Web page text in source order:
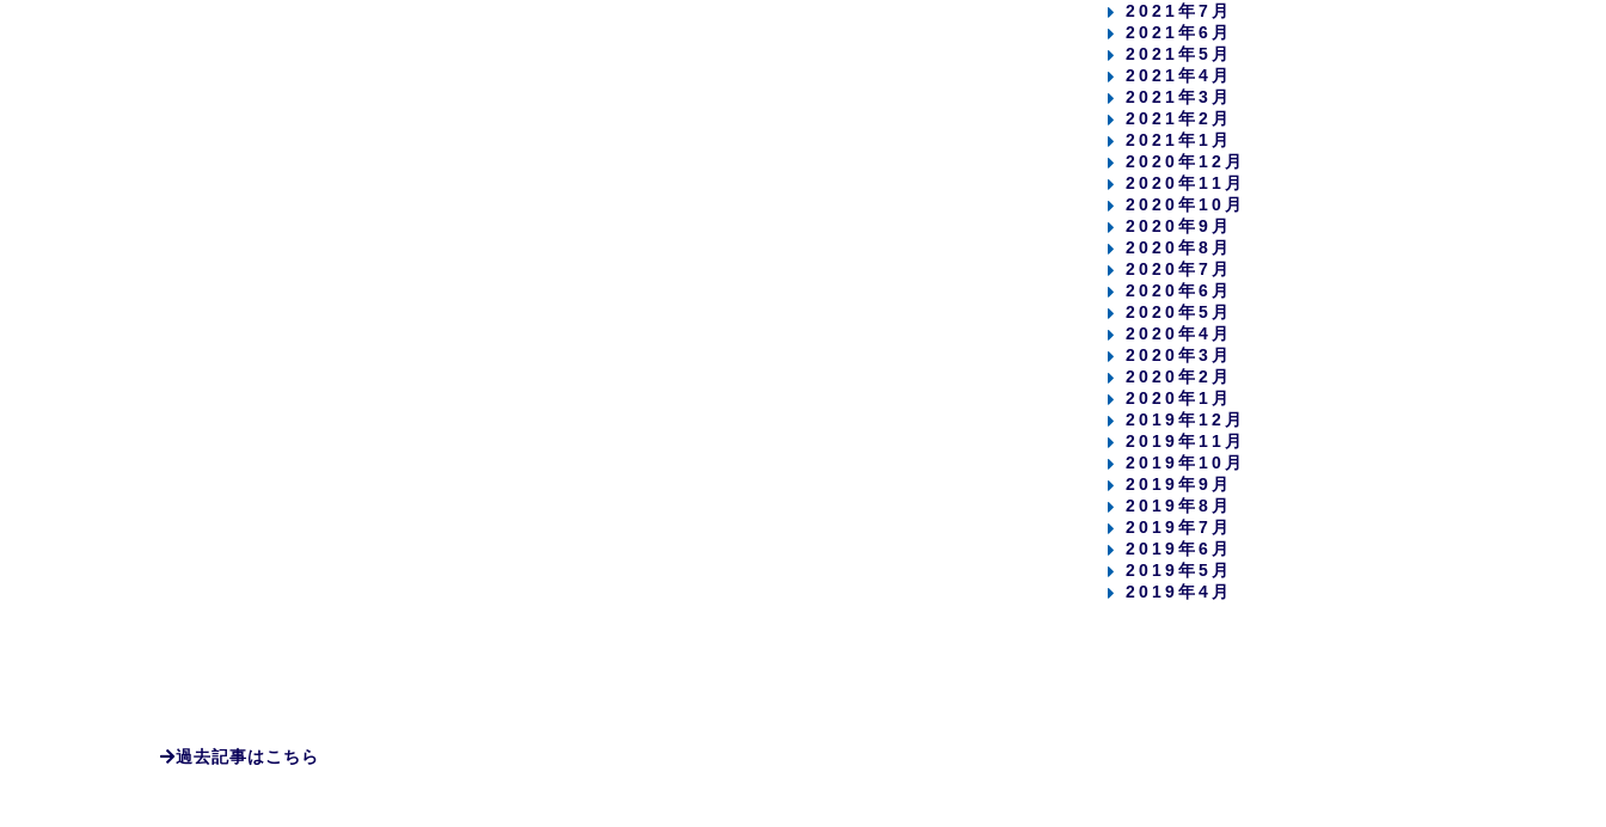
2021年7月
2021年6月
2021年5月
2021年4月
2021年3月
2021年2月
2021年1月
2020年12月
2020年11月
2020年10月
2020年9月
2020年8月
2020年7月
2020年6月
2020年5月
2020年4月
2020年3月
2020年2月
2020年1月
2019年12月
2019年11月
2019年10月
2019年9月
2019年8月
2019年7月
2019年6月
2019年5月
2019年4月
過去記事はこちら